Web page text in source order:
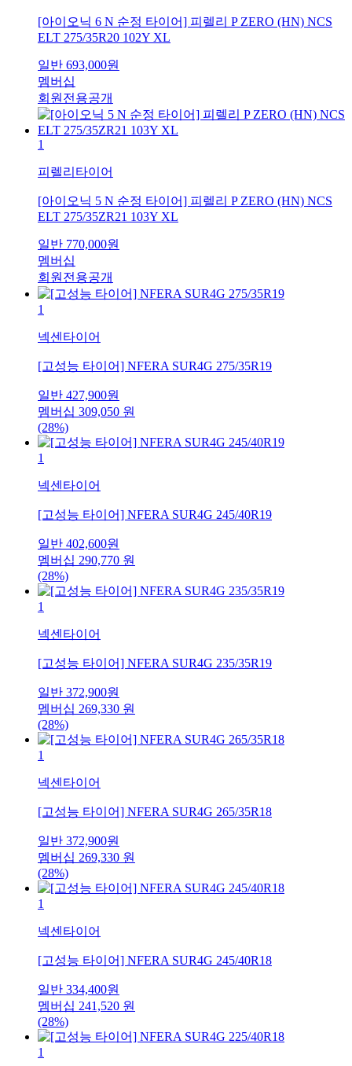
[아이오닉 6 N 순정 타이어] 피렐리 P ZERO (HN) NCS
ELT 275/35R20 102Y XL
일반 693,000원
멤버십
회원전용공개
1
피렐리타이어
[아이오닉 5 N 순정 타이어] 피렐리 P ZERO (HN) NCS
ELT 275/35ZR21 103Y XL
일반 770,000원
멤버십
회원전용공개
1
넥센타이어
[고성능 타이어] NFERA SUR4G 275/35R19
일반 427,900원
멤버십 309,050 원
(28%)
1
넥센타이어
[고성능 타이어] NFERA SUR4G 245/40R19
일반 402,600원
멤버십 290,770 원
(28%)
1
넥센타이어
[고성능 타이어] NFERA SUR4G 235/35R19
일반 372,900원
멤버십 269,330 원
(28%)
1
넥센타이어
[고성능 타이어] NFERA SUR4G 265/35R18
일반 372,900원
멤버십 269,330 원
(28%)
1
넥센타이어
[고성능 타이어] NFERA SUR4G 245/40R18
일반 334,400원
멤버십 241,520 원
(28%)
1